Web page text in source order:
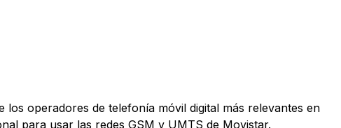
operadores de telefonía móvil digital más relevantes en
para usar las redes GSM y UMTS de Movistar.